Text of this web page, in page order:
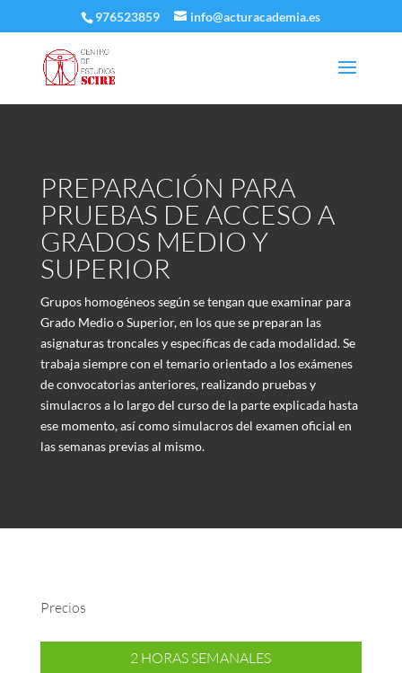
976523859 info@acturacademia.es
PREPARACIÓN PARA
PRUEBAS DE ACCESO A
GRADOS MEDIO Y
SUPERIOR
Grupos homogéneos según se tengan que examinar para
Grado Medio o Superior, en los que se preparan las
asignaturas troncales y específicas de cada modalidad. Se
trabaja siempre con el temario orientado a los exámenes
de convocatorias anteriores, realizando pruebas y
simulacros a lo largo del curso de la parte explicada hasta
ese momento, así como simulacros del examen oficial en
las semanas previas al mismo.
Precios
2 HORAS SEMANALES